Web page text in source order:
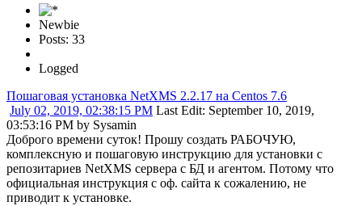
Newbie
Posts: 33
Logged
Пошаговая установка NetXMS 2.2.17 на Centos 7.6
July 02, 2019, 02:38:15 PM Last Edit: September 10, 2019,
03:53:16 PM by Sysamin
Доброго времени суток! Прошу создать РАБОЧУЮ,
комплексную и пошаговую инструкцию для установки с
репозитариев NetXMS сервера с БД и агентом. Потому что
официальная инструкция с оф. сайта к сожалению, не
приводит к установке.